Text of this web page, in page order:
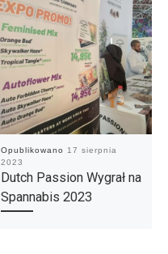
Opublikowano
17 sierpnia
2023
Dutch Passion Wygrał na
Spannabis 2023